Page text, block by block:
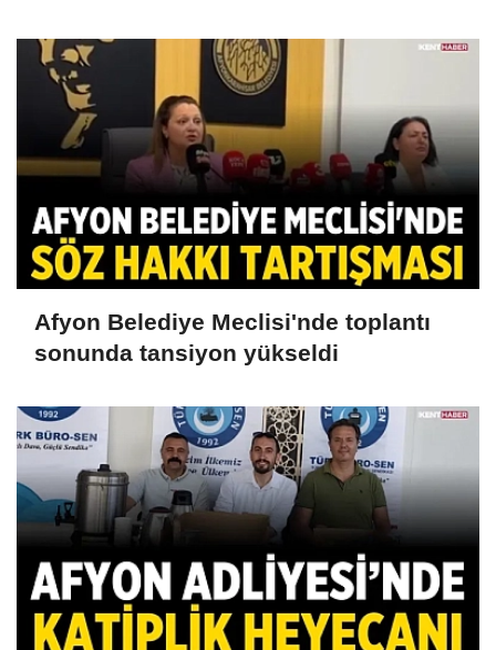
Afyon Belediye Meclisi'nde toplantı
sonunda tansiyon yükseldi